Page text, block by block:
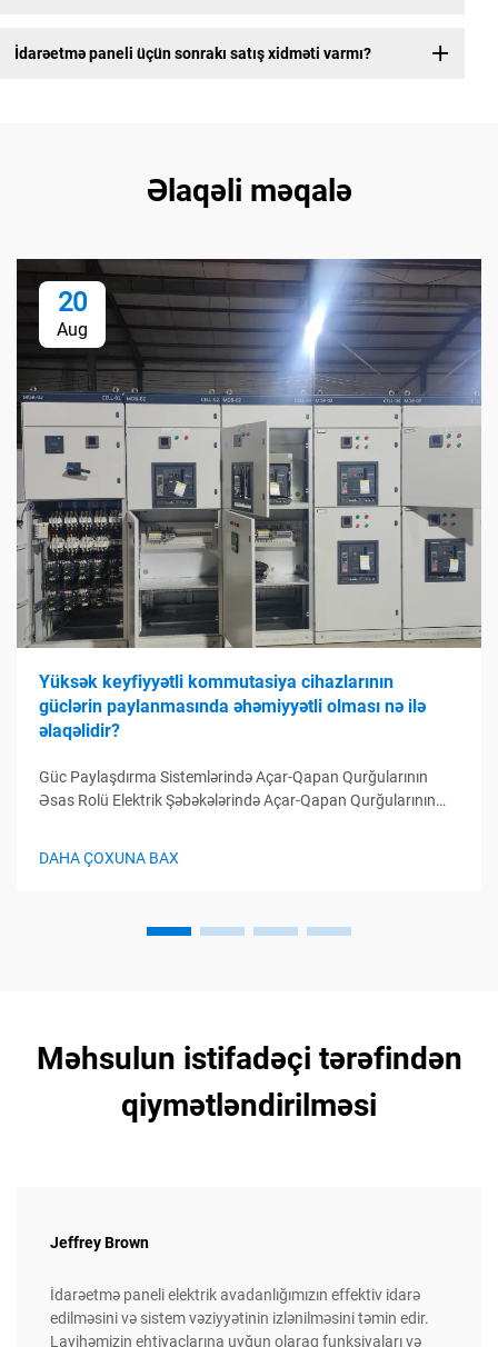
İdarəetmə paneli üçün sonrakı satış xidməti varmı?
Əlaqəli məqalə
20
Aug
Yüksək keyfiyyətli kommutasiya cihazlarının
güclərin paylanmasında əhəmiyyətli olması nə ilə
əlaqəlidir?
Güc Paylaşdırma Sistemlərində Açar-Qapan Qurğularının
Əsas Rolü Elektrik Şəbəkələrində Açar-Qapan Qurğularının
olunması, qorunması və avtomatik idarə olunması
DAHA ÇOXUNA BAX
Məhsulun istifadəçi tərəfindən
qiymətləndirilməsi
Jeffrey Brown
İdarəetmə paneli elektrik avadanlığımızın effektiv idarə
edilməsini və sistem vəziyyətinin izlənilməsini təmin edir.
Layihəmizin ehtiyaclarına uyğun olaraq funksiyaları və